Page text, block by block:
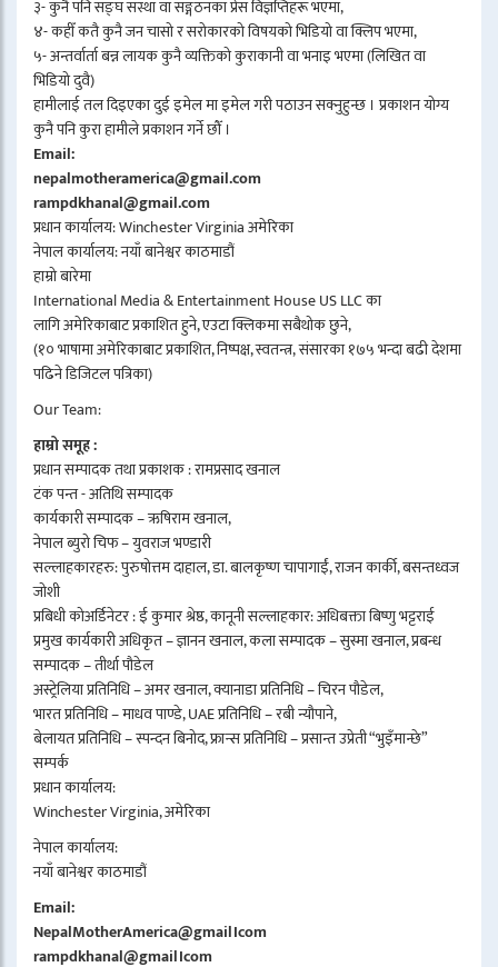
३- कुनै पनि सङ्घ संस्था वा सङ्गठनका प्रेस विज्ञप्तिहरू भएमा,
४- कहीँ कतै कुनै जन चासो र सरोकारको विषयको भिडियो वा क्लिप भएमा,
५- अन्तर्वार्ता बन्न लायक कुनै व्यक्तिको कुराकानी वा भनाइ भएमा (लिखित वा
भिडियो दुवै)
हामीलाई तल दिइएका दुई इमेल मा इमेल गरी पठाउन सक्नुहुन्छ । प्रकाशन योग्य
कुनै पनि कुरा हामीले प्रकाशन गर्ने छौँ ।
Email:
nepalmotheramerica@gmail.com
rampdkhanal@gmail.com
प्रधान कार्यालय: Winchester Virginia अमेरिका
नेपाल कार्यालय: नयाँ बानेश्वर काठमाडौं
हाम्रो बारेमा
International Media & Entertainment House US LLC का
लागि अमेरिकाबाट प्रकाशित हुने, एउटा क्लिकमा सबैथोक छुने,
(१० भाषामा अमेरिकाबाट प्रकाशित, निष्पक्ष, स्वतन्त्र, संसारका १७५ भन्दा बढी देशमा
पढिने डिजिटल पत्रिका)
Our Team:
हाम्रो समूह :
प्रधान सम्पादक तथा प्रकाशक : रामप्रसाद खनाल
टंक पन्त - अतिथि सम्पादक
कार्यकारी सम्पादक – ऋषिराम खनाल,
नेपाल ब्युरो चिफ – युवराज भण्डारी
सल्लाहकारहरु: पुरुषोत्तम दाहाल, डा. बालकृष्ण चापागाईं, राजन कार्की, बसन्तध्वज
जोशी
प्रबिधी कोअर्डिनेटर : ई कुमार श्रेष्ठ, कानूनी सल्लाहकार: अधिबक्ता बिष्णु भट्टराई
प्रमुख कार्यकारी अधिकृत – ज्ञानन खनाल, कला सम्पादक – सुस्मा खनाल, प्रबन्ध
सम्पादक – तीर्था पौडेल
अस्ट्रेलिया प्रतिनिधि – अमर खनाल, क्यानाडा प्रतिनिधि – चिरन पौडेल,
भारत प्रतिनिधि – माधव पाण्डे, UAE प्रतिनिधि – रबी न्यौपाने,
बेलायत प्रतिनिधि – स्पन्दन बिनोद, फ्रान्स प्रतिनिधि – प्रसान्त उप्रेती “भुइँमान्छे”
सम्पर्क
प्रधान कार्यालय:
Winchester Virginia, अमेरिका
नेपाल कार्यालय:
नयाँ बानेश्वर काठमाडौं
Email:
NepalMotherAmerica@gmail।com
rampdkhanal@gmail।com